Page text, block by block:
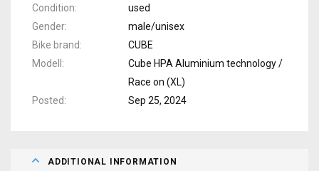
Condition
used
Gender
male/unisex
Bike brand
CUBE
Modell
Cube HPA Aluminium technology /
Race on (XL)
Posted
Sep 25, 2024
ADDITIONAL INFORMATION